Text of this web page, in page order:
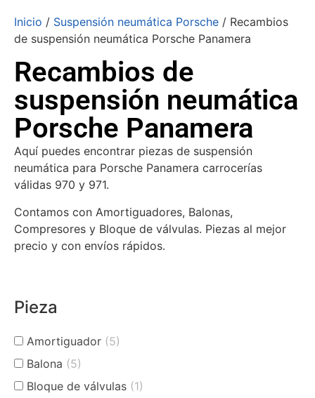
Inicio / Suspensión neumática Porsche / Recambios
de suspensión neumática Porsche Panamera
Recambios de
suspensión neumática
Porsche Panamera
Aquí puedes encontrar piezas de suspensión
neumática para Porsche Panamera carrocerías
válidas 970 y 971.
Contamos con Amortiguadores, Balonas,
Compresores y Bloque de válvulas. Piezas al mejor
precio y con envíos rápidos.
Pieza
Amortiguador (5)
Balona (5)
Bloque de válvulas (1)